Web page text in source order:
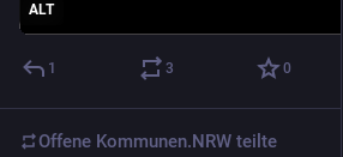
ALT
1 3 0
Offene Kommunen.NRW teilte